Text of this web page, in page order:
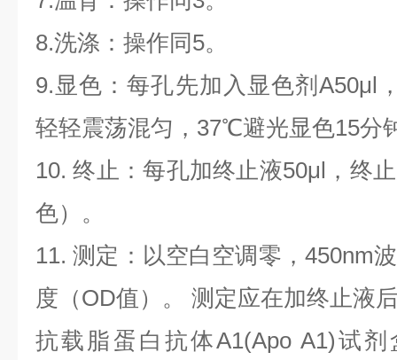
8.洗涤：操作同5。
9.显色：每孔先加入显色剂A50μl
轻轻震荡混匀，37℃避光显色15分
10. 终止：每孔加终止液50μl，终
色）。
11. 测定：以空白空调零，450nm
度（OD值）。 测定应在加终止液
抗载脂蛋白抗体A1(Apo A1)试